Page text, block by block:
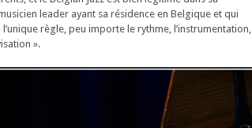
leader ayant sa résidence en Belgique et qui
règle, peu importe le rythme, l’instrumentation,
».